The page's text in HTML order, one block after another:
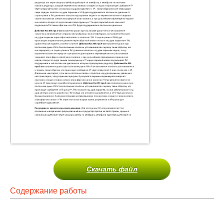
Скачать файл
Содержание работы